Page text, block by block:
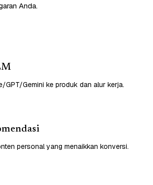
Anda.
GPT/Gemini ke produk dan alur kerja.
personal yang menaikkan konversi.